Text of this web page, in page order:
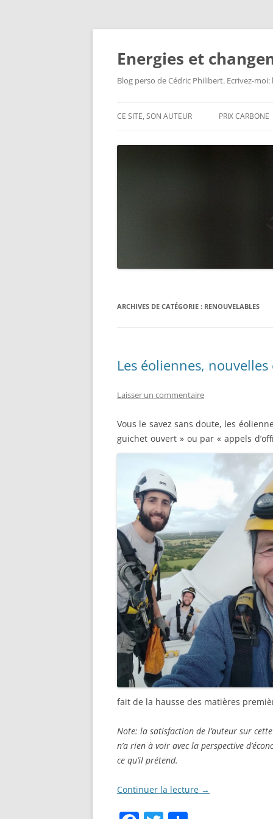
Aller
Energies et
Blog perso de Cédric Philibert. Ecrivez-
CE SITE, SON AUTEUR PRIX CARBONE
ARCHIVES DE CATÉGORIE : RENOUVELABLES
Les éoliennes,
Laisser un commentaire
Vous le savez sans doute, les
guichet ouvert » ou par « appels
fait de la hausse des matières
Note: la satisfaction de l’auteur sur
n’a rien à voir avec la perspective
ce qu’il prétend.
Continuer la lecture →